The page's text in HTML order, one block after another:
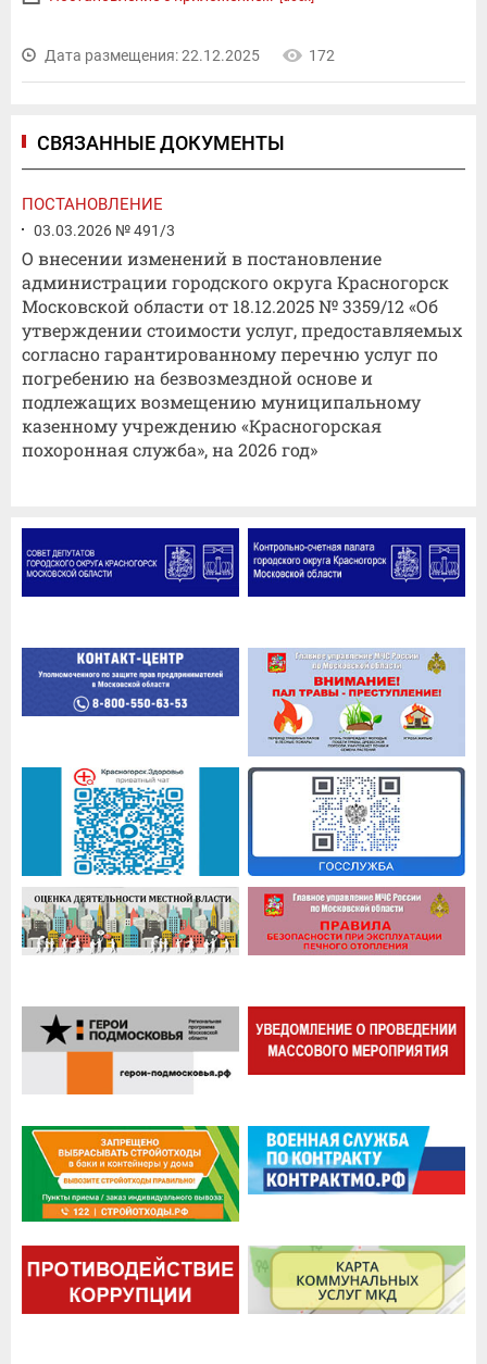
Дата размещения: 22.12.2025 172
СВЯЗАННЫЕ ДОКУМЕНТЫ
ПОСТАНОВЛЕНИЕ
03.03.2026 № 491/3
О внесении изменений в постановление
администрации городского округа Красногорск
Московской области от 18.12.2025 № 3359/12 «Об
утверждении стоимости услуг, предоставляемых
согласно гарантированному перечню услуг по
погребению на безвозмездной основе и
подлежащих возмещению муниципальному
казенному учреждению «Красногорская
похоронная служба», на 2026 год»